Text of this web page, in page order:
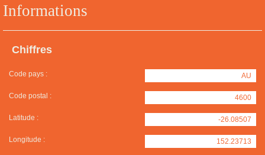
Informations
Chiffres
Code pays : AU
Code postal : 4600
Latitude : -26.08507
Longitude : 152.23713